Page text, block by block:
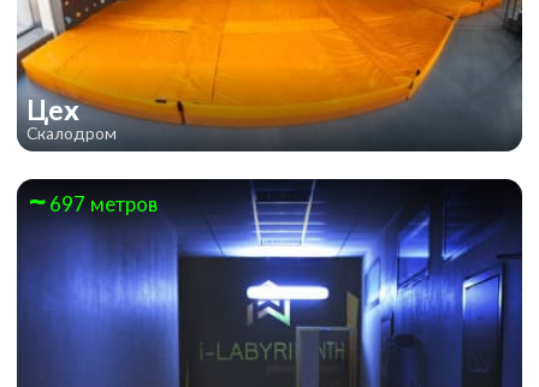
Цех
Скалодром
697 метров